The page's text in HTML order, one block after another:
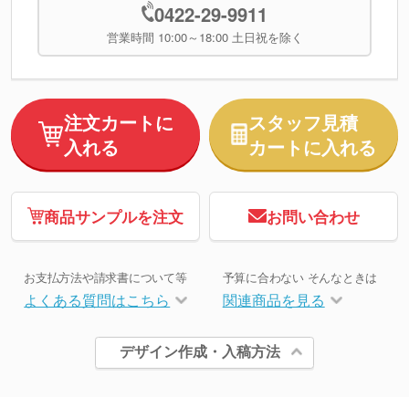
0422-29-9911
営業時間 10:00～18:00 土日祝を除く
注文カートに
入れる
スタッフ見積
カートに入れる
商品サンプルを注文 お問い合わせ
お支払方法や請求書について等
よくある質問はこちら
予算に合わない そんなときは
関連商品を見る
デザイン作成・入稿方法